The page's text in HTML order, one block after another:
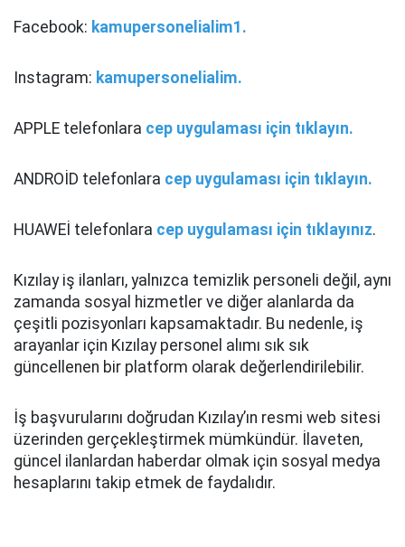
Facebook: kamupersonelialim1.
Instagram: kamupersonelialim.
APPLE telefonlara cep uygulaması için tıklayın.
ANDROİD telefonlara cep uygulaması için tıklayın.
HUAWEİ telefonlara cep uygulaması için tıklayınız.
Kızılay iş ilanları, yalnızca temizlik personeli değil, aynı
zamanda sosyal hizmetler ve diğer alanlarda da
çeşitli pozisyonları kapsamaktadır. Bu nedenle, iş
arayanlar için Kızılay personel alımı sık sık
güncellenen bir platform olarak değerlendirilebilir.
İş başvurularını doğrudan Kızılay’ın resmi web sitesi
üzerinden gerçekleştirmek mümkündür. İlaveten,
güncel ilanlardan haberdar olmak için sosyal medya
hesaplarını takip etmek de faydalıdır.